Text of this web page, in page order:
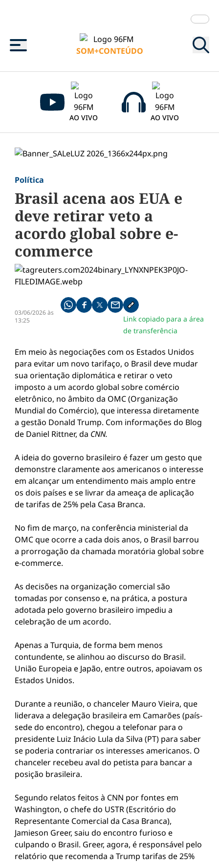
Menu
SOM+CONTEÚDO
AO VIVO AO VIVO
Política
Brasil acena aos EUA e
deve retirar veto a
acordo global sobre e-
commerce
03/06/2026 às
13:25
Compartilhe pelo whatsapp
Compartilhar no facebook
Compartilhar no twitter
Compartilhe pelo email
Copiar link da notícia
Link copiado para a área
de transferência
Em meio às negociações com os Estados Unidos
para evitar um novo tarifaço, o Brasil deve mudar
sua orientação diplomática e retirar o veto
imposto a um acordo global sobre comércio
eletrônico, no âmbito da OMC (Organização
Mundial do Comércio), que interessa diretamente
a gestão Donald Trump. Com informações do Blog
de Daniel Rittner, da CNN.
A ideia do governo brasileiro é fazer um gesto que
demonstre claramente aos americanos o interesse
em alcançar um entendimento mais amplo entre
os dois países e se livrar da ameaça de aplicação
de tarifas de 25% pela Casa Branca.
No fim de março, na conferência ministerial da
OMC que ocorre a cada dois anos, o Brasil barrou
a prorrogação da chamada moratória global sobre
e-commerce.
As decisões na organização comercial são
tomadas por consenso e, na prática, a postura
adotada pelo governo brasileiro impediu a
celebração de um acordo.
Apenas a Turquia, de forma bem menos
contundente, se alinhou ao discurso do Brasil.
União Europeia e Japão, entre outros, apoiavam os
Estados Unidos.
Durante a reunião, o chanceler Mauro Vieira, que
liderava a delegação brasileira em Camarões (país-
sede do encontro), chegou a telefonar para o
presidente Luiz Inácio Lula da Silva (PT) para saber
se poderia contrariar os interesses americanos. O
chanceler recebeu aval do petista para bancar a
posição brasileira.
Segundo relatos feitos à CNN por fontes em
Washington, o chefe do USTR (Escritório do
Representante Comercial da Casa Branca),
Jamieson Greer, saiu do encontro furioso e
culpando o Brasil. Greer, agora, é responsável pelo
relatório que recomenda a Trump tarifas de 25%